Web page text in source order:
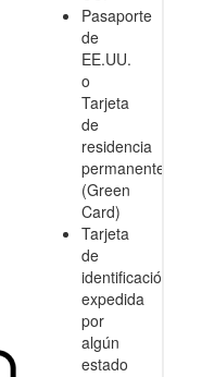
Pasaporte
de
EE.UU.
o
Tarjeta
de
residencia
permanente
(Green
Card)
Tarjeta
de
identificación
expedida
por
algún
estado